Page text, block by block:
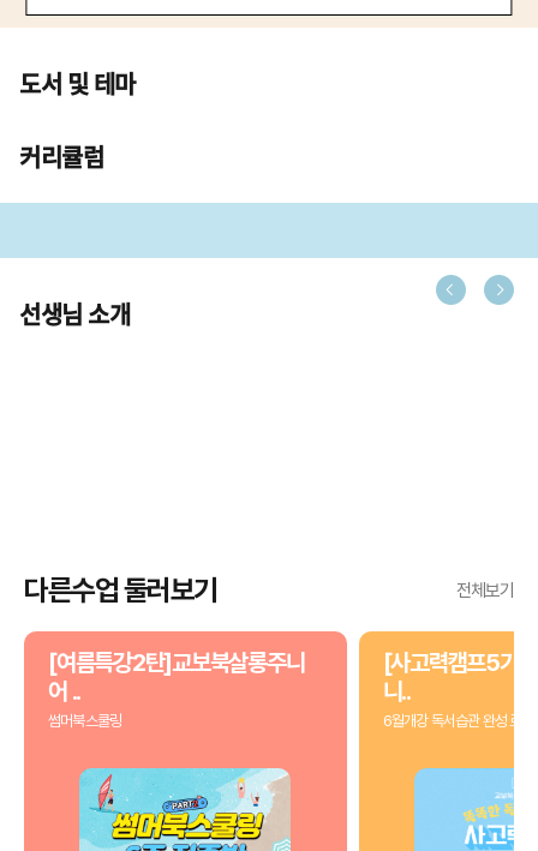
도서 및 테마
커리큘럼
선생님 소개
다른수업 둘러보기 전체보기
[여름특강2탄]교보북살롱주니
어 ..
썸머북스쿨링
[사고력캠프5기]
니..
6월개강 독서습관 완성 로드